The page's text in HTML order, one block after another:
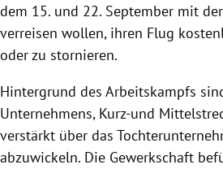
dem 15. und 22. September mit
verreisen wollen, ihren Flug
oder zu stornieren.
Hintergrund des Arbeitskampfs
Unternehmens, Kurz-und
verstärkt über das
abzuwickeln. Die Gewerkschaft